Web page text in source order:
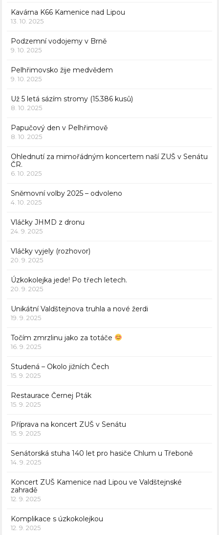
Kavárna K66 Kamenice nad Lipou
13. 10. 2025
Podzemní vodojemy v Brně
9. 10. 2025
Pelhřimovsko žije medvědem
9. 10. 2025
Už 5 letá sázím stromy (15.386 kusů)
8. 10. 2025
Papučový den v Pelhřimově
8. 10. 2025
Ohlednutí za mimořádným koncertem naší ZUŠ v Senátu
ČR.
6. 10. 2025
Sněmovní volby 2025 – odvoleno
4. 10. 2025
Vláčky JHMD z dronu
24. 9. 2025
Vláčky vyjely (rozhovor)
20. 9. 2025
Úzkokolejka jede! Po třech letech.
20. 9. 2025
Unikátní Valdštejnova truhla a nové žerdi
19. 9. 2025
Točím zmrzlinu jako za totáče
16. 9. 2025
Studená – Okolo jižních Čech
15. 9. 2025
Restaurace Černej Pták
15. 9. 2025
Příprava na koncert ZUŠ v Senátu
15. 9. 2025
Senátorská stuha 140 let pro hasiče Chlum u Třeboně
14. 9. 2025
Koncert ZUŠ Kamenice nad Lipou ve Valdštejnské
zahradě
12. 9. 2025
Komplikace s úzkokolejkou
12. 9. 2025